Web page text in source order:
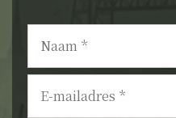
mailadres *